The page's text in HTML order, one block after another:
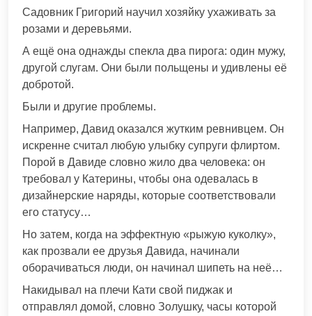
Садовник Григорий научил хозяйку ухаживать за
розами и деревьями.
А ещё она однажды спекла два пирога: один мужу,
другой слугам. Они были польщены и удивлены её
добротой.
Были и другие проблемы.
Например, Давид оказался жутким ревнивцем. Он
искренне считал любую улыбку супруги флиртом.
Порой в Давиде словно жило два человека: он
требовал у Катерины, чтобы она одевалась в
дизайнерские наряды, которые соответствовали
его статусу…
Но затем, когда на эффектную «рыжую куколку»,
как прозвали ее друзья Давида, начинали
оборачиваться люди, он начинал шипеть на неё…
Накидывал на плечи Кати свой пиджак и
отправлял домой, словно Золушку, часы которой